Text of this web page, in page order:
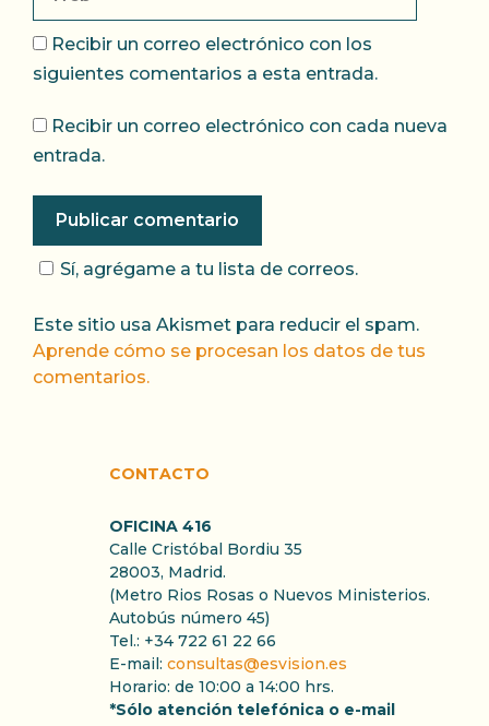
Recibir un correo electrónico con los
siguientes comentarios a esta entrada.
Recibir un correo electrónico con cada nueva
entrada.
Sí, agrégame a tu lista de correos.
Este sitio usa Akismet para reducir el spam.
Aprende cómo se procesan los datos de tus
comentarios.
CONTACTO
OFICINA 416
Calle Cristóbal Bordiu 35
28003, Madrid.
(Metro Rios Rosas o Nuevos Ministerios.
Autobús número 45)
Tel.: +34 722 61 22 66
E-mail: consultas@esvision.es
Horario: de 10:00 a 14:00 hrs.
*Sólo atención telefónica o e-mail